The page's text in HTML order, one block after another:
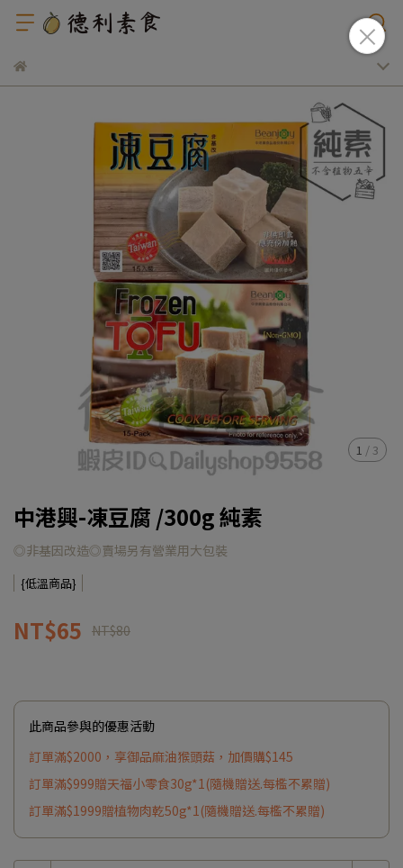
1 / 3
中港興-凍豆腐 /300g 純素
◎非基因改造◎賣場另有營業用大包裝
{低溫商品}
NT$65 NT$80
此商品參與的優惠活動
訂單滿$2000，享御品麻油猴頭菇，加價購$145
訂單滿$999贈天福小零食30g*1(隨機贈送.每檻不累贈)
訂單滿$1999贈植物肉乾50g*1(隨機贈送.每檻不累贈)